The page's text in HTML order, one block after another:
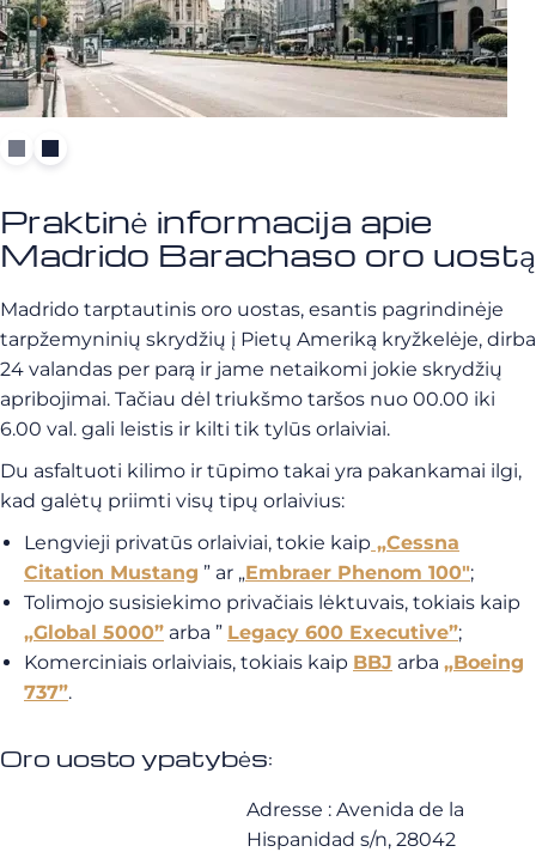
Praktinė informacija apie
Madrido Barachaso oro uostą
Madrido tarptautinis oro uostas, esantis pagrindinėje
tarpžemyninių skrydžių į Pietų Ameriką kryžkelėje, dirba
24 valandas per parą ir jame netaikomi jokie skrydžių
apribojimai. Tačiau dėl triukšmo taršos nuo 00.00 iki
6.00 val. gali leistis ir kilti tik tylūs orlaiviai.
Du asfaltuoti kilimo ir tūpimo takai yra pakankamai ilgi,
kad galėtų priimti visų tipų orlaivius:
Lengvieji privatūs orlaiviai, tokie kaip „Cessna
Citation Mustang ” ar „Embraer Phenom 100″;
Tolimojo susisiekimo privačiais lėktuvais, tokiais kaip
„Global 5000” arba ” Legacy 600 Executive”;
Komerciniais orlaiviais, tokiais kaip BBJ arba „Boeing
737”.
Oro uosto ypatybės:
Adresse : Avenida de la
Hispanidad s/n, 28042